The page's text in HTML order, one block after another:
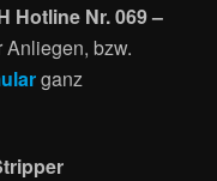
Hotline Nr. 069 –
bzw.
ganz